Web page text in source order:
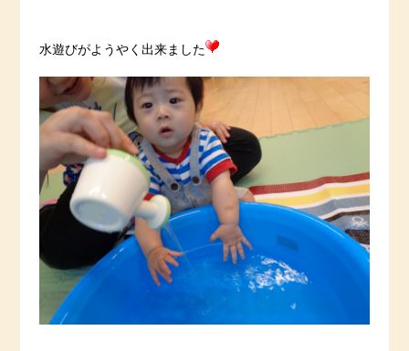
水遊びがようやく出来ました